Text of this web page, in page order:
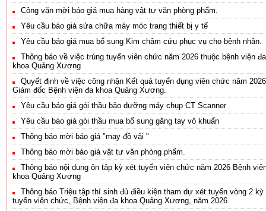
Công văn mời báo giá mua hàng vật tư văn phòng phẩm.
Yêu cầu báo giá sửa chữa máy móc trang thiết bị y tế
Yêu cầu báo giá mua bổ sung Kim châm cứu phục vụ cho bệnh nhân.
Thông báo về việc trúng tuyển viên chức năm 2026 thuộc bệnh viện đa
khoa Quảng Xương
Quyết định về việc công nhận Kết quả tuyển dụng viên chức năm
Giám đốc Bệnh viện đa khoa Quảng Xương.
Yêu cầu báo giá gói thầu bảo dưỡng máy chụp CT Scanner
Yêu cầu báo giá gói thầu mua bổ sung găng tay vô khuẩn
Thông báo mời báo giá "may đồ vải "
Thông báo mời báo giá vật tư văn phòng phẩm.
Thông báo nội dung ôn tập kỳ xét tuyển viên chức năm 2026 Bệnh
khoa Quảng Xương
Thông báo Triệu tập thí sinh đủ điều kiện tham dự xét tuyển vòng 2 kỳ
tuyển viên chức, Bệnh viện đa khoa Quảng Xương, năm 2026